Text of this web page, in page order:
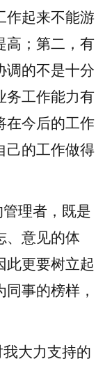
作起来不能游
高；第二，有
调的不是十分
务工作能力有
在今后的工作
己的工作做得
理者，既是
、意见的体
此更要树立起
事的榜样，
大力支持的